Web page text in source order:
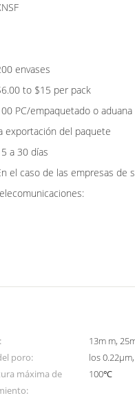
envases
to $15 per pack
PC/empaquetado o
exportación del paquete
a 30 días
el caso de las empresas de
13m m,
poro:
los
máxima de
100℃